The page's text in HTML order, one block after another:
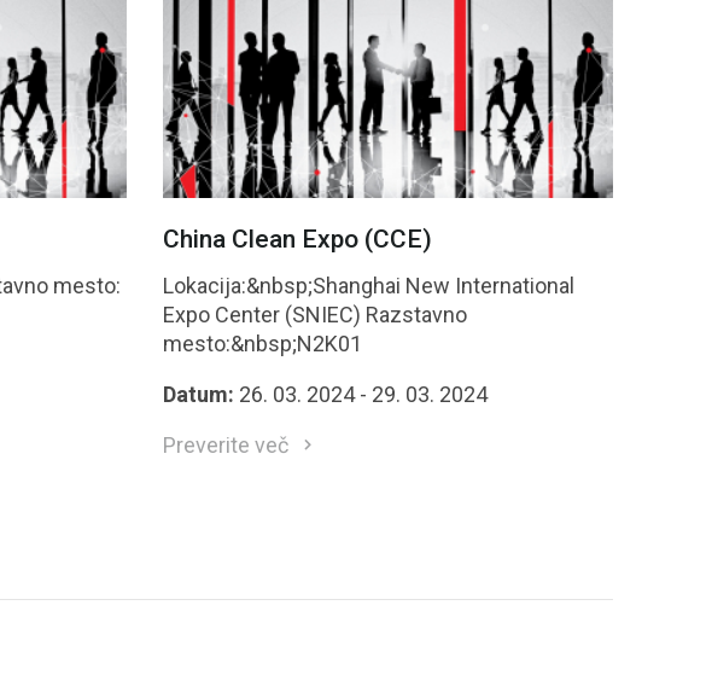
China Clean Expo (CCE)
Lokacija:&nbsp;Shanghai New International
Expo Center (SNIEC) Razstavno
mesto:&nbsp;N2K01
Datum:
26. 03. 2024 - 29. 03. 2024
Preverite več